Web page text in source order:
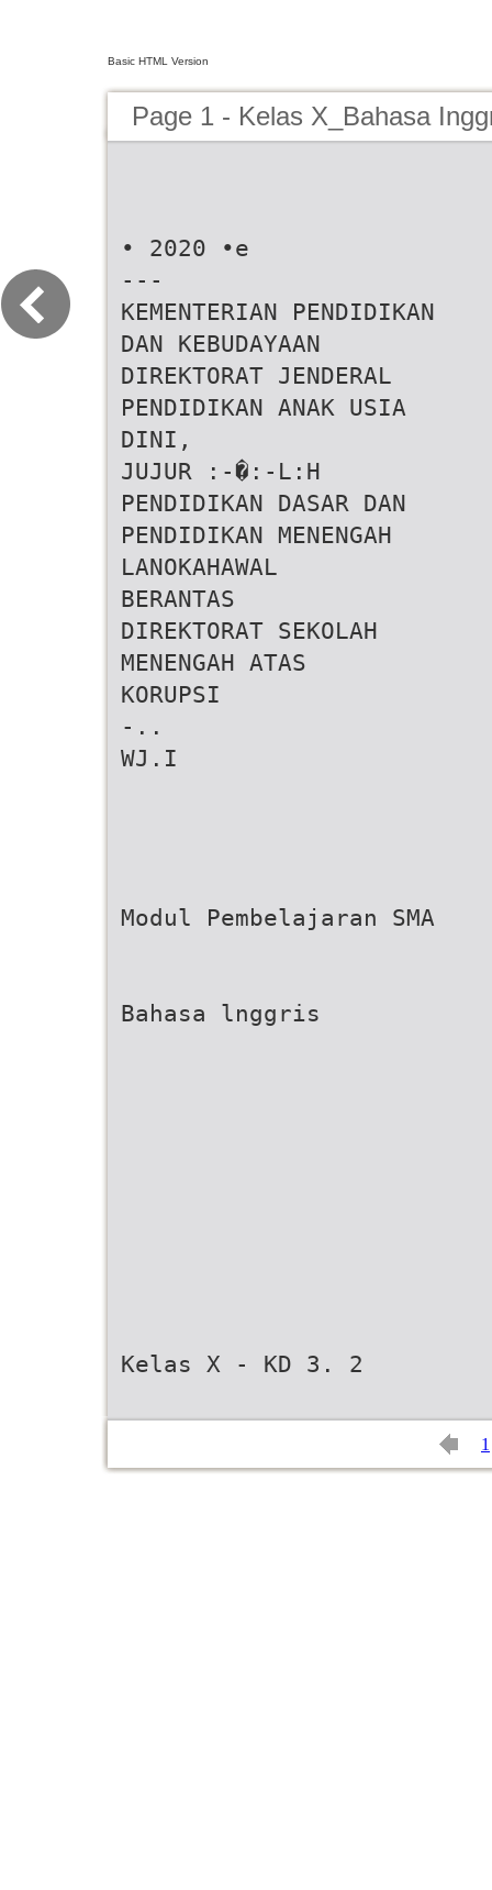
Basic HTML Version
Page 1 - Kelas X_Bahasa
• 2020 •e
---
KEMENTERIAN PENDIDIKAN
DAN KEBUDAYAAN
DIREKTORAT JENDERAL
PENDIDIKAN ANAK USIA
DINI,
JUJUR :-�:-L:H
PENDIDIKAN DASAR DAN
PENDIDIKAN MENENGAH
LANOKAHAWAL
BERANTAS
DIREKTORAT SEKOLAH
MENENGAH ATAS
KORUPSI
-..
WJ.I
Modul Pembelajaran SMA
Bahasa lnggris
Kelas X - KD 3. 2
1